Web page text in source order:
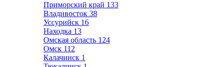
Приморский край 133
Владивосток 38
Уссурийск 16
Находка 13
Омская область 124
Омск 112
Калачинск 1